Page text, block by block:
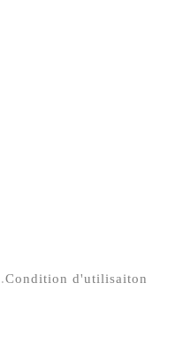
Condition d'utilisaiton